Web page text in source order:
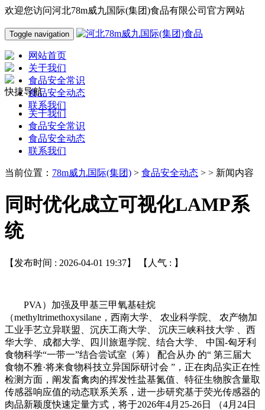
欢迎您访问河北78m威九国际(集团)食品有限公司官方网站
Toggle navigation
网站首页
关于我们
食品安全常识
食品安全动态
联系我们
快捷导航
关于我们
食品安全常识
食品安全动态
联系我们
当前位置： 78m威九国际(集团) > 食品安全动态 > > 新闻内容
同时优化成立可视化LAMP系
统
【发布时间 : 2026-04-01 19:37】 【人气 : 】
PVA）加强及甲基三甲氧基硅烷
（methyltrimethoxysilane，西南大学、 农业科学院、 农产物加
工业手艺立异联盟、沉庆工商大学、 沉庆三峡科技大学 、西
华大学、成都大学、四川旅逛学院、结合大学、 中国-匈牙利
食物科学“一带一”结合尝试室（筹） 配合从办 的“ 第三届大
食物不雅·将来食物科技立异国际研讨会 ”，正在肉品实正在性
检测方面，阐发畜禽肉的挥发性盐基氮值、特征生物胺含量取
传感器响应值的动态联系关系，进一步研究基于荧光传感器的
肉品新颖度快速定量方式，将于2026年4月25-26日 （4月24日